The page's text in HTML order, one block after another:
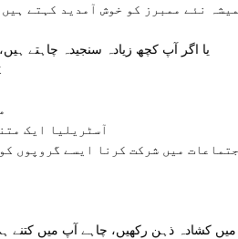
نئے ممبرز کو خوش آمدید کہتے
یا اگر آپ کچھ زیادہ سنجیدہ چاہتے
آسٹریلیا ایک
میں شرکت کرنا ایسے گروپوں
میں کشادہ ذہن رکھیں، چاہے آپ میں